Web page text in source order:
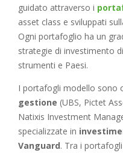
guidato attraverso i
asset class e sviluppati
Ogni portafoglio ha un
strategie di investimento
strumenti e Paesi.
I portafogli modello sono
gestione (UBS, Pictet
Natixis Investment
specializzate in
Vanguard. Tra i